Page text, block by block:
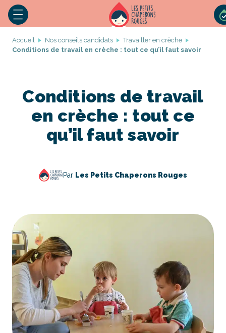
Accueil Nos conseils candidats
Travailler en crèche
Conditions de travail en crèche : tout ce qu’il faut savoir
Conditions de travail
en crèche : tout ce
qu’il faut savoir
Par Les Petits Chaperons Rouges